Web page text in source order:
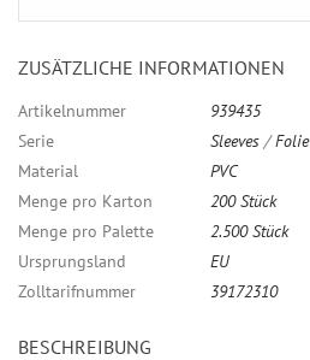
ZUSÄTZLICHE INFORMATIONEN
Artikelnummer
939435
Serie
Sleeves /Folie
Material
PVC
Menge pro Karton
200 Stück
Menge pro Palette
2.500 Stück
Ursprungsland
EU
Zolltarifnummer
39172310
BESCHREIBUNG